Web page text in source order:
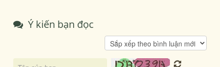
Ý kiến bạn đọc